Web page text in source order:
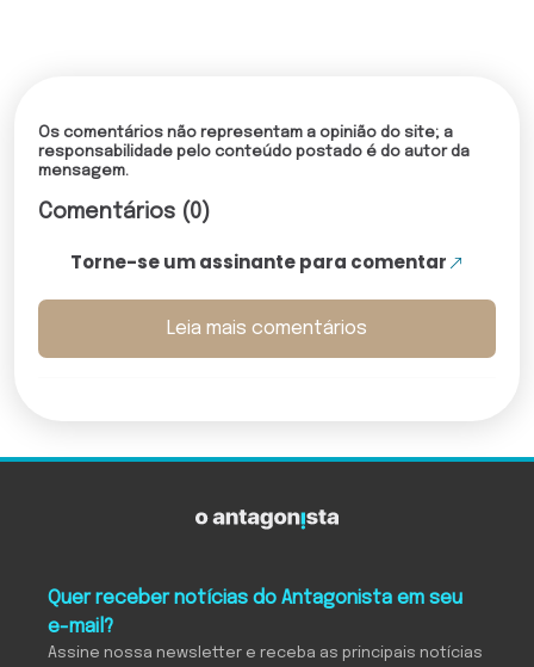
Os comentários não representam a opinião do site; a
responsabilidade pelo conteúdo postado é do autor da
mensagem.
Comentários (0)
Torne-se um assinante para comentar
Leia mais comentários
Quer receber notícias do Antagonista em seu
e-mail?
Assine nossa newsletter e receba as principais notícias